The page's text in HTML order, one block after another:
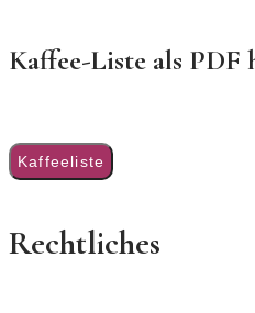
Kaffee-Liste als PDF
Kaffeeliste
Rechtliches